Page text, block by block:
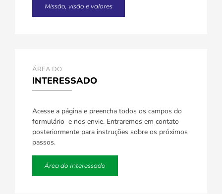
Missão, visão e valores
ÁREA DO
INTERESSADO
Acesse a página e preencha todos os campos do
formulário e nos envie. Entraremos em contato
posteriormente para instruções sobre os próximos
passos.
Área do Interessado